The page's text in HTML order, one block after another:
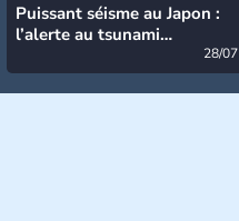
Puissant séisme au Japon :
l’alerte au tsunami
28/07